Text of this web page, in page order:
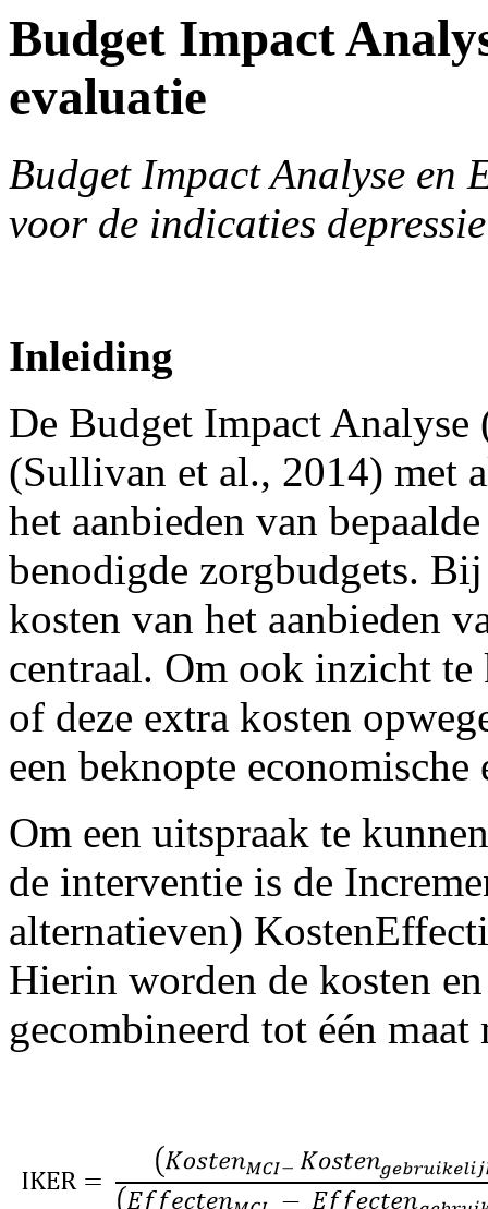
Budget Impact
evaluatie
Budget Impact Analyse en
voor de indicaties
Inleiding
De Budget Impact
(Sullivan et al., 2014) met
het aanbieden van
benodigde zorgbudgets.
kosten van het aanbieden
centraal. Om ook inzicht
of deze extra kosten
een beknopte
Om een uitspraak te
de interventie is de
alternatieven)
Hierin worden de kosten
gecombineerd tot één